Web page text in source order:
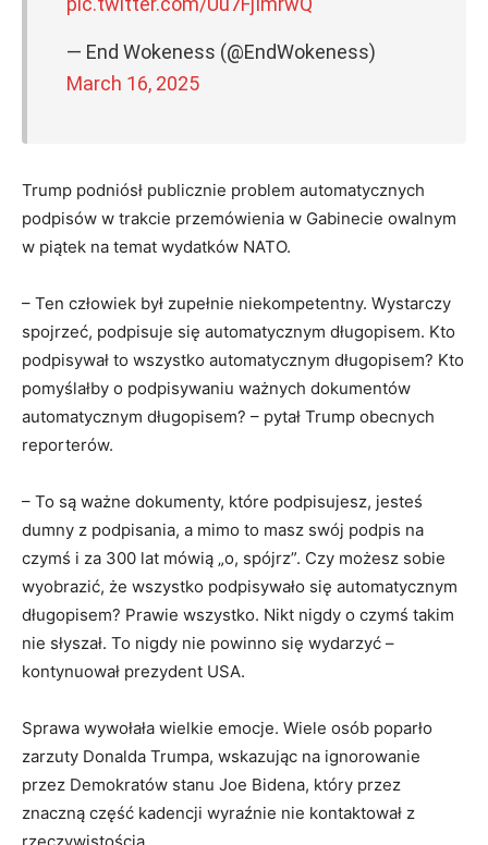
— End Wokeness (@EndWokeness)
March 16, 2025
Trump podniósł publicznie problem automatycznych
podpisów w trakcie przemówienia w Gabinecie owalnym
w piątek na temat wydatków NATO.
– Ten człowiek był zupełnie niekompetentny. Wystarczy
spojrzeć, podpisuje się automatycznym długopisem. Kto
podpisywał to wszystko automatycznym długopisem? Kto
pomyślałby o podpisywaniu ważnych dokumentów
automatycznym długopisem? – pytał Trump obecnych
reporterów.
– To są ważne dokumenty, które podpisujesz, jesteś
dumny z podpisania, a mimo to masz swój podpis na
czymś i za 300 lat mówią „o, spójrz”. Czy możesz sobie
wyobrazić, że wszystko podpisywało się automatycznym
długopisem? Prawie wszystko. Nikt nigdy o czymś takim
nie słyszał. To nigdy nie powinno się wydarzyć –
kontynuował prezydent USA.
Sprawa wywołała wielkie emocje. Wiele osób poparło
zarzuty Donalda Trumpa, wskazując na ignorowanie
przez Demokratów stanu Joe Bidena, który przez
znaczną część kadencji wyraźnie nie kontaktował z